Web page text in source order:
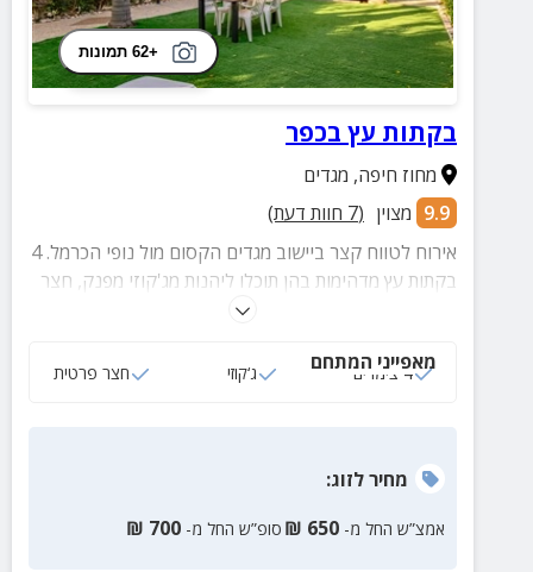
+62 תמונות
בקתות עץ בכפר
מחוז חיפה, מגדים
9.9 מצוין (
7 חוות דעת)
אירוח לטווח קצר ביישוב מגדים הקסום מול נופי הכרמל. 4
בקתות עץ מדהימות בהן תוכלו ליהנות מג'קוזי מפנק, חצר
מטופחת פרטית עם פינת ישיבה, מרפסת ושלל הנאות.
מאפייני המתחם
4 צימרים ג‘קוזי חצר פרטית
מחירלזוג:
אמצ”ש החל מ- 650
₪ סופ”ש החל מ- 700
₪